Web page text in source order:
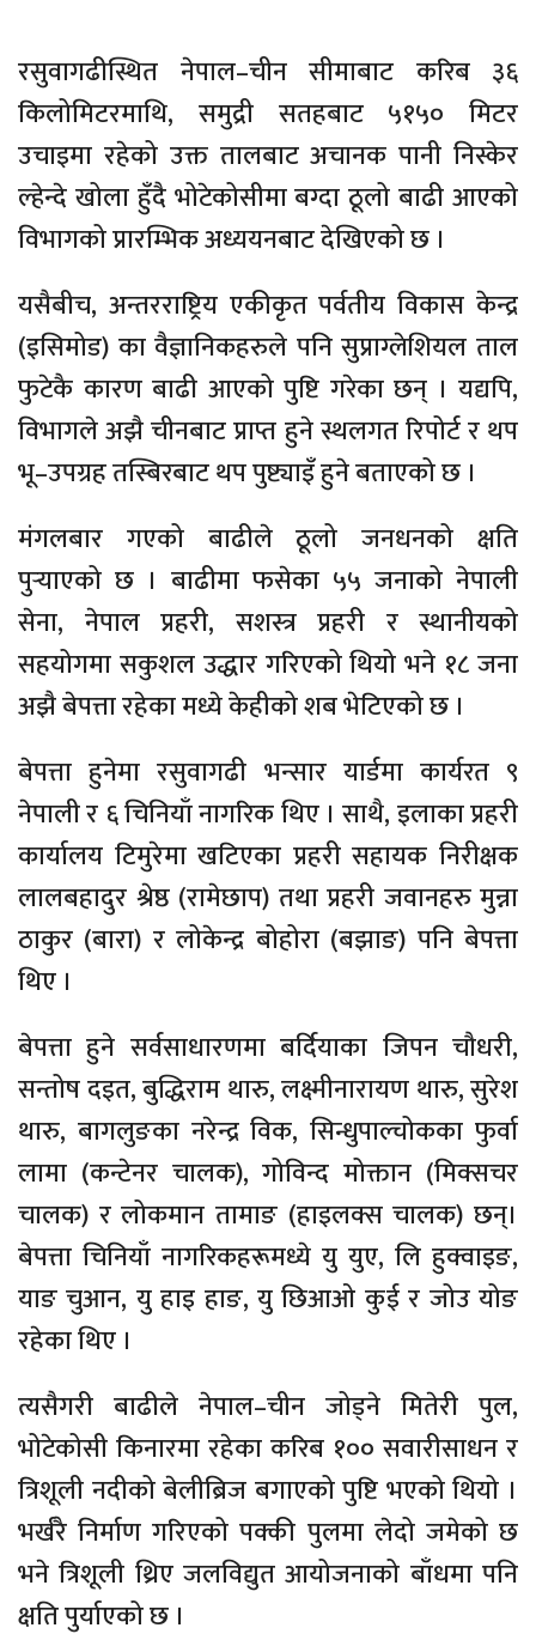
रसुवागढीस्थित नेपाल–चीन सीमाबाट करिब ३६
किलोमिटरमाथि, समुद्री सतहबाट ५१५० मिटर
उचाइमा रहेको उक्त तालबाट अचानक पानी निस्केर
ल्हेन्दे खोला हुँदै भोटेकोसीमा बग्दा ठूलो बाढी आएको
विभागको प्रारम्भिक अध्ययनबाट देखिएको छ ।
यसैबीच, अन्तरराष्ट्रिय एकीकृत पर्वतीय विकास केन्द्र
(इसिमोड) का वैज्ञानिकहरुले पनि सुप्राग्लेशियल ताल
फुटेकै कारण बाढी आएको पुष्टि गरेका छन् । यद्यपि,
विभागले अझै चीनबाट प्राप्त हुने स्थलगत रिपोर्ट र थप
भू–उपग्रह तस्बिरबाट थप पुष्ट्याइँ हुने बताएको छ ।
मंगलबार गएको बाढीले ठूलो जनधनको क्षति
पुर्‍याएको छ । बाढीमा फसेका ५५ जनाको नेपाली
सेना, नेपाल प्रहरी, सशस्त्र प्रहरी र स्थानीयको
सहयोगमा सकुशल उद्धार गरिएको थियो भने १८ जना
अझै बेपत्ता रहेका मध्ये केहीको शब भेटिएको छ ।
बेपत्ता हुनेमा रसुवागढी भन्सार यार्डमा कार्यरत ९
नेपाली र ६ चिनियाँ नागरिक थिए । साथै, इलाका प्रहरी
कार्यालय टिमुरेमा खटिएका प्रहरी सहायक निरीक्षक
लालबहादुर श्रेष्ठ (रामेछाप) तथा प्रहरी जवानहरु मुन्ना
ठाकुर (बारा) र लोकेन्द्र बोहोरा (बझाङ) पनि बेपत्ता
थिए ।
बेपत्ता हुने सर्वसाधारणमा बर्दियाका जिपन चौधरी,
सन्तोष दइत, बुद्धिराम थारु, लक्ष्मीनारायण थारु, सुरेश
थारु, बागलुङका नरेन्द्र विक, सिन्धुपाल्चोकका फुर्वा
लामा (कन्टेनर चालक), गोविन्द मोक्तान (मिक्सचर
चालक) र लोकमान तामाङ (हाइलक्स चालक) छन्।
बेपत्ता चिनियाँ नागरिकहरूमध्ये यु युए, लि हुक्वाइङ,
याङ चुआन, यु हाइ हाङ, यु छिआओ कुई र जोउ योङ
रहेका थिए ।
त्यसैगरी बाढीले नेपाल–चीन जोड्ने मितेरी पुल,
भोटेकोसी किनारमा रहेका करिब १०० सवारीसाधन र
त्रिशूली नदीको बेलीब्रिज बगाएको पुष्टि भएको थियो ।
भर्खरै निर्माण गरिएको पक्की पुलमा लेदो जमेको छ
भने त्रिशूली थ्रिए जलविद्युत आयोजनाको बाँधमा पनि
क्षति पुर्याएको छ ।